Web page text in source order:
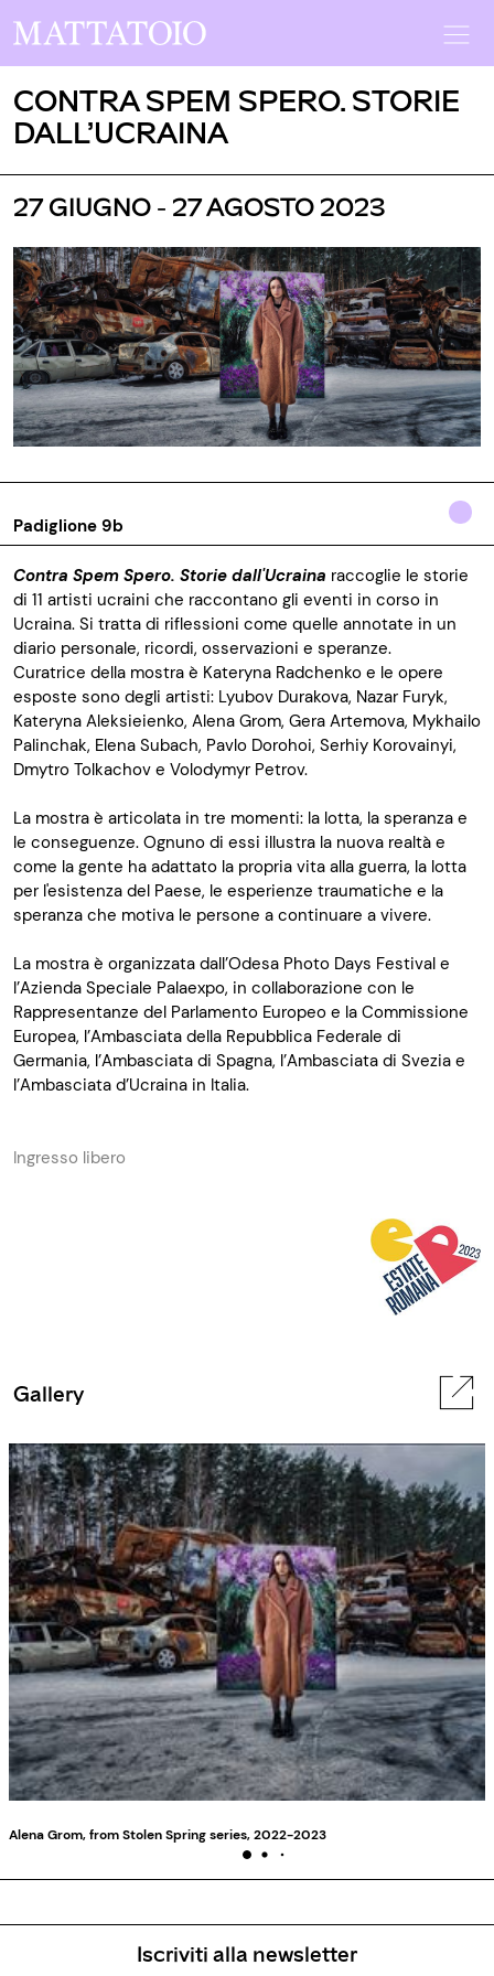
CONTRA SPEM SPERO. STORIE
DALL’UCRAINA
27 GIUGNO - 27 AGOSTO 2023
Padiglione 9b
Contra Spem Spero. Storie dall'Ucraina raccoglie le storie
di 11 artisti ucraini che raccontano gli eventi in corso in
Ucraina. Si tratta di riflessioni come quelle annotate in un
diario personale, ricordi, osservazioni e speranze.
Curatrice della mostra è Kateryna Radchenko e le opere
esposte sono degli artisti: Lyubov Durakova, Nazar Furyk,
Kateryna Aleksieienko, Alena Grom, Gera Artemova, Mykhailo
Palinchak, Elena Subach, Pavlo Dorohoi, Serhiy Korovainyi,
Dmytro Tolkachov e Volodymyr Petrov.
La mostra è articolata in tre momenti: la lotta, la speranza e
le conseguenze. Ognuno di essi illustra la nuova realtà e
come la gente ha adattato la propria vita alla guerra, la lotta
per l'esistenza del Paese, le esperienze traumatiche e la
speranza che motiva le persone a continuare a vivere.
La mostra è organizzata dall’Odesa Photo Days Festival e
l’Azienda Speciale Palaexpo, in collaborazione con le
Rappresentanze del Parlamento Europeo e la Commissione
Europea, l’Ambasciata della Repubblica Federale di
Germania, l’Ambasciata di Spagna, l’Ambasciata di Svezia e
l’Ambasciata d’Ucraina in Italia.
Ingresso libero
Gallery
Alena Grom, from Stolen Spring series, 2022-2023
Iscriviti alla newsletter